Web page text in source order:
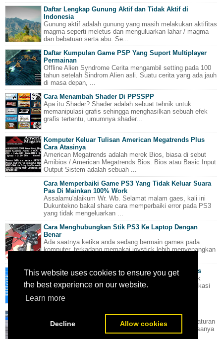
This website uses cookies to ensure you get
the best experience on our website.
Learn more
Decline Allow cookies
Daftar Lengkap Gunung Aktif dan Tidak Aktif di
Indonesia
Gunung aktif adalah gunung yang masih melakukan aktifitas
magma seperti meletus dan menguluarkan lahar / magma
dan bebatuan serta abu. Se...
Daftar Kumpulan Game PSP Yang Suport Multiplayer
Permainan
Offline Alien Syndrome Cerita mengambil setting pada 100
tahun setelah Sindrom Alien asli. Suatu cerita yang ada jauh
di masa depan, ...
Cara Menambah Shader Di PPSSPP
Apa itu Shader? Shader adalah sebuat tehnik untuk
memanipulasi grafis sehingga menghasilkan sebuah efek
grafis tertentu, umumnya shader...
Komputer Keluar Tulisan American Megatrends Plus
Cara Atasinya
American Megatrends adalah merek Bios, biasa di sebut
Amibios / American Megatrends Bios. Bios atau Basic Input
Output Sistem adalah sebuah ...
Cara Memperbaiki Game PS3 Yang Tidak Keluar Suara
Pas Di Mainkan 100% Work
Assalamu'alaikum Wr. Wb. Selamat malam gaes, kali ini
Dukuntekno bakal share cara memperbaiki error pada PS3
yang tidak mengeluarkan ...
Cara Menghubungkan Stik PS3 Ke Laptop Dengan
Benar
Ada saatnya ketika anda sedang bermain games pada
komputer, terkadang memakai joystick lebih menyenangkan
Cara Tambah Memory VRAM GPU Intel Di Windows
Anda hanya memiliki GPU Onboard dari Intel? dan gak
berani coba-coba instal game HD besar?. cobalah aplikasi
Trik Dan Tutorial Pengaturan Di PES 2015, 2016
Kali ini saya akan memberi tips cara melakukan pengaturan
untuk game Pro Evolution Soccer 2015 dan 2016. biasanya